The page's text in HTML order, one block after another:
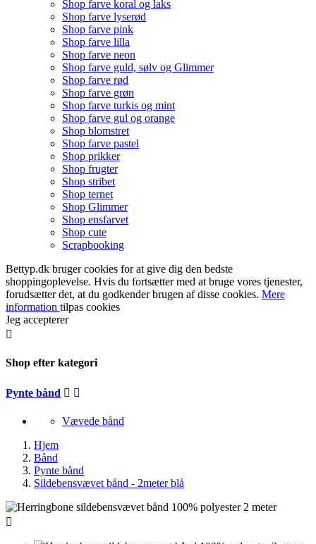
Shop farve koral og laks
Shop farve lyserød
Shop farve pink
Shop farve lilla
Shop farve neon
Shop farve guld, sølv og Glimmer
Shop farve rød
Shop farve grøn
Shop farve turkis og mint
Shop farve gul og orange
Shop blomstret
Shop farve pastel
Shop prikker
Shop frugter
Shop stribet
Shop ternet
Shop Glimmer
Shop ensfarvet
Shop cute
Scrapbooking
Bettyp.dk bruger cookies for at give dig den bedste
shoppingoplevelse. Hvis du fortsætter med at bruge vores tjenester,
forudsætter det, at du godkender brugen af disse cookies. Mere
information tilpas cookies
Jeg accepterer

Shop efter kategori
Pynte bånd  
Vævede bånd
Hjem
Bånd
Pynte bånd
Sildebensvævet bånd - 2meter blå
